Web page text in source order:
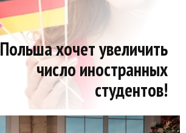
Польша хочет увеличить
число иностранных
студентов!